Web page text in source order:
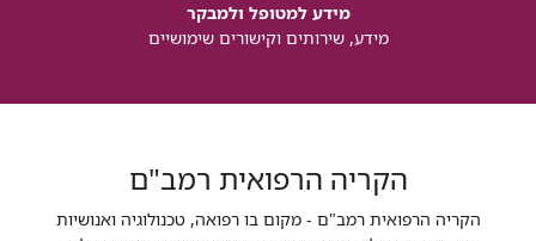
מידע למטופל ולמבקר
מידע, שירותים וקישורים שימושיים
הקריה הרפואית רמב"ם
הקריה הרפואית רמב"ם - מקום בו רפואה, טכנולוגיה ואנושיות